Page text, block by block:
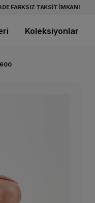
FARKSIZ TAKSİT İMKANI
Koleksiyonlar
600